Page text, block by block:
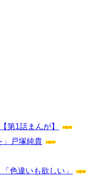
第1話まんが】
」戸塚純貴
色違いも欲しい」